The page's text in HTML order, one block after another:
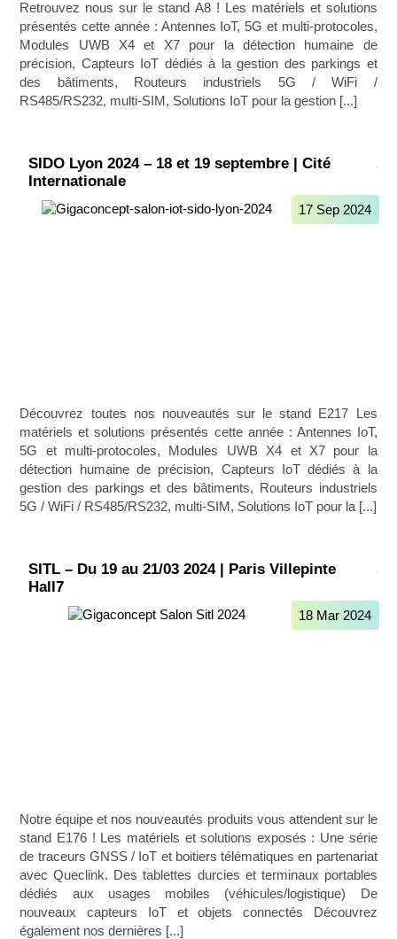
Retrouvez nous sur le stand A8 ! Les matériels et solutions
présentés cette année : Antennes IoT, 5G et multi-protocoles,
Modules UWB X4 et X7 pour la détection humaine de
précision, Capteurs IoT dédiés à la gestion des parkings et
des bâtiments, Routeurs industriels 5G / WiFi /
RS485/RS232, multi-SIM, Solutions IoT pour la gestion [...]
SIDO Lyon 2024 – 18 et 19 septembre | Cité
Internationale
17 Sep 2024
Découvrez toutes nos nouveautés sur le stand E217 Les
matériels et solutions présentés cette année : Antennes IoT,
5G et multi-protocoles, Modules UWB X4 et X7 pour la
détection humaine de précision, Capteurs IoT dédiés à la
gestion des parkings et des bâtiments, Routeurs industriels
5G / WiFi / RS485/RS232, multi-SIM, Solutions IoT pour la [...]
SITL – Du 19 au 21/03 2024 | Paris Villepinte
Hall7
18 Mar 2024
Notre équipe et nos nouveautés produits vous attendent sur le
stand E176 ! Les matériels et solutions exposés : Une série
de traceurs GNSS / IoT et boitiers télématiques en partenariat
avec Queclink. Des tablettes durcies et terminaux portables
dédiés aux usages mobiles (véhicules/logistique) De
nouveaux capteurs IoT et objets connectés Découvrez
également nos dernières [...]